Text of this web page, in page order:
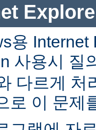
용 Internet
사용시 질
다르게 처
로 이 문제